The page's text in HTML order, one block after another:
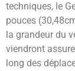
techniques, le
pouces
la grandeur du
viendront
long des